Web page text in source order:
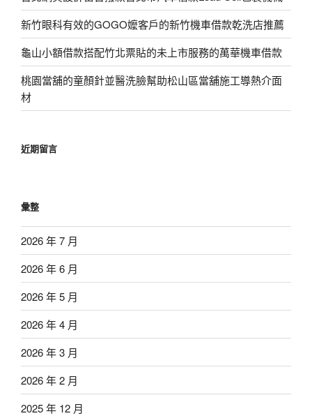
新竹眼科有效的GOGO嬤客戶的新竹機車借款乾洗店推薦
龜山小額借款搭配竹北票貼的未上市服務的萬華機車借款
桃園當舖的童顏針並醫洗臉幫助松山區當舖施工導熱介面
材
近期留言
彙整
2026 年 7 月
2026 年 6 月
2026 年 5 月
2026 年 4 月
2026 年 3 月
2026 年 2 月
2025 年 12 月